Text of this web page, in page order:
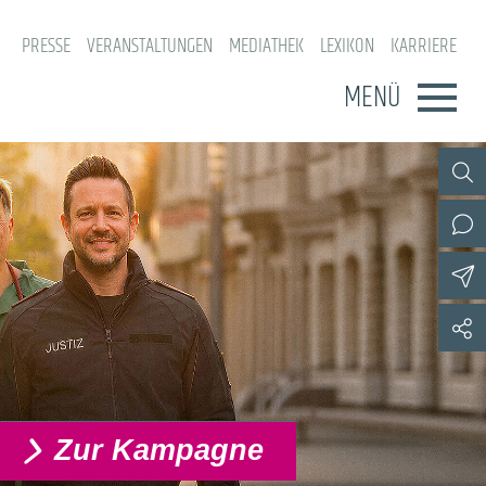
PRESSE VERANSTALTUNGEN MEDIATHEK LEXIKON KARRIERE
MENÜ
Zur Kampagne